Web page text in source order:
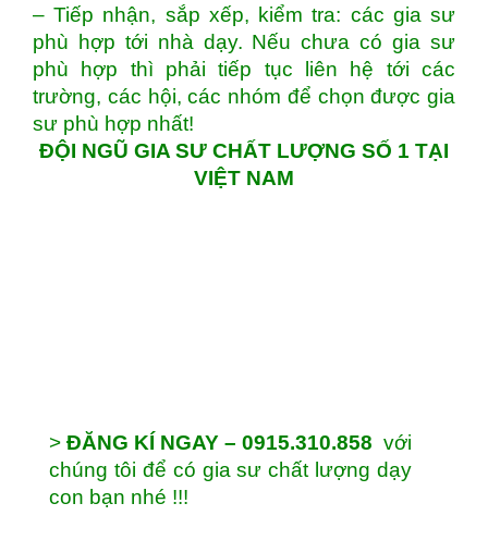
– Tiếp nhận, sắp xếp, kiểm tra: các gia sư
phù hợp tới nhà dạy. Nếu chưa có gia sư
phù hợp thì phải tiếp tục liên hệ tới các
trường, các hội, các nhóm để chọn được gia
sư phù hợp nhất!
ĐỘI NGŨ GIA SƯ CHẤT LƯỢNG SỐ 1 TẠI
VIỆT NAM
> ĐĂNG KÍ NGAY – 0915.310.858 với
chúng tôi để có gia sư chất lượng dạy
con bạn nhé !!!